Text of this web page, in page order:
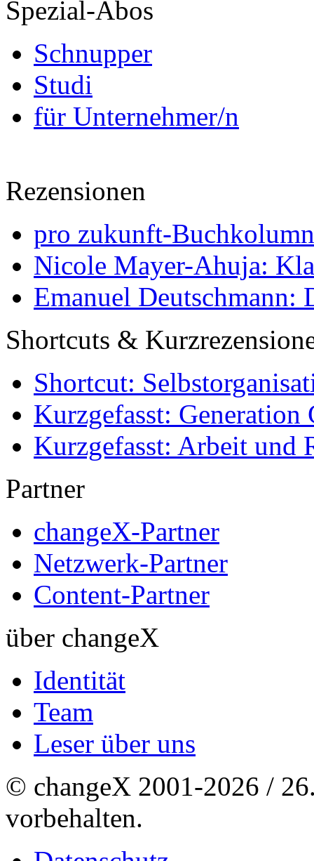
Spezial-Abos
Schnupper
Studi
für Unternehmer/n
Rezensionen
pro zukunft-
Nicole Mayer-Ahuja:
Emanuel Deutschmann:
Shortcuts &
Shortcut:
Kurzgefasst: Generation
Kurzgefasst: Arbeit und
Partner
changeX-Partner
Netzwerk-Partner
Content-Partner
über changeX
Identität
Team
Leser über uns
© changeX 2001-2026 /
vorbehalten.